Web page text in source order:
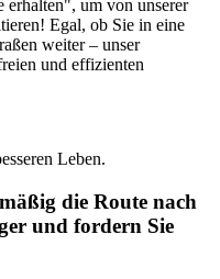
erhalten", um von unserer
Egal, ob Sie in eine
weiter – unser
und effizienten
Leben.
die Route nach
und fordern Sie